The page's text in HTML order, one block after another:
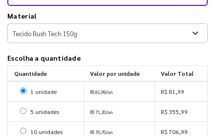
Material
Escolha a quantidade
Quantidade Valor por unidade Valor Total
Selecionar 1 unidade
1 unidade R$ 81,99/un R$ 81,99
Selecionar 5 unidades
5 unidades R$ 71,20/un R$ 355,99
Selecionar 10 unidades
10 unidades R$ 70,70/un R$ 706,99